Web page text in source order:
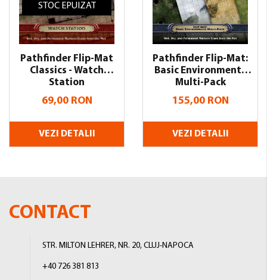
STOC EPUIZAT
Pathfinder Flip-Mat
Classics - Watch
Station
69,00 RON
VEZI DETALII
Pathfinder Flip-Mat:
Basic Environments
Multi-Pack
155,00 RON
VEZI DETALII
CONTACT
STR. MILTON LEHRER, NR. 20, CLUJ-NAPOCA
+40 726 381 813